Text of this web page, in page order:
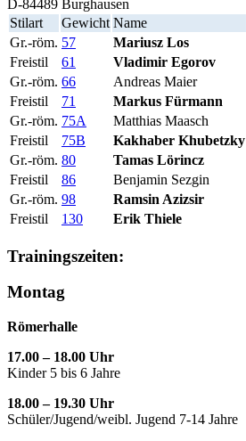
D-84489 Burghausen
Stilart
Gewicht Name
Gr.-röm. 57 Mariusz Los
Freistil
61 Vladimir Egorov
Gr.-röm. 66 Andreas Maier
Freistil
71 Markus Fürmann
Gr.-röm. 75A Matthias Maasch
Freistil
75B Kakhaber Khubetzky
Gr.-röm. 80 Tamas Lörincz
Freistil
86 Benjamin Sezgin
Gr.-röm. 98 Ramsin Azizsir
Freistil
130 Erik Thiele
Trainingszeiten:
Montag
Römerhalle
17.00 – 18.00 Uhr
Kinder 5 bis 6 Jahre
18.00 – 19.30 Uhr
Schüler/Jugend/weibl. Jugend 7-14 Jahre